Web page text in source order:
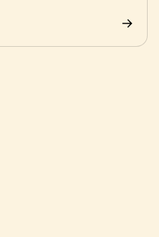
s’arrête, testées et
Slow Village